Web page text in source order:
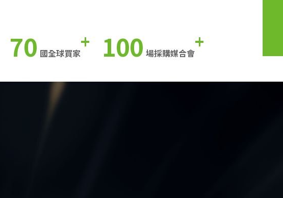
70 國全球買家+ 100 場採購媒合會+